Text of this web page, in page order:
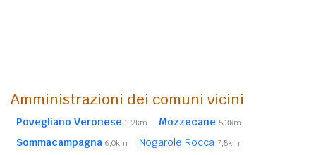
Amministrazioni dei comuni vicini
Povegliano Veronese 3,2km Mozzecane 5,3km
Sommacampagna 6,0km Nogarole Rocca 7,5km